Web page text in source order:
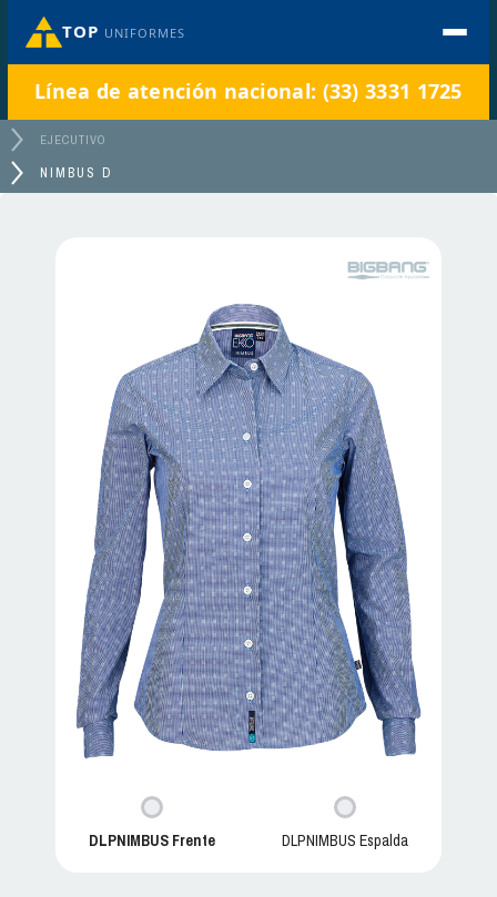
TOP UNIFORMES
Línea de atención nacional: (33) 3331 1725
EJECUTIVO
NIMBUS D
DLPNIMBUS Frente DLPNIMBUS Espalda